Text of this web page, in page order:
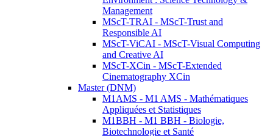
Management
MScT-TRAI - MScT-Trust and
Responsible AI
MScT-ViCAI - MScT-Visual Computing
and Creative AI
MScT-XCin - MScT-Extended
Cinematography XCin
Master (DNM)
M1AMS - M1 AMS - Mathématiques
Appliquées et Statistiques
M1BBH - M1 BBH - Biologie,
Biotechnologie et Santé